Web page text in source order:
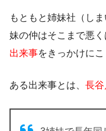
もともと姉妹社（し
妹の仲はそこまで悪
出来事をきっかけに
ある出来事とは、 長谷